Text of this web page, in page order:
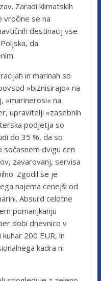
Zaradi klimatskih
vročine se na
destinacij vse
da
in marinah so
»biznisirajo« na
»marinerosi« na
upravitelji »zasebnih
podjetja so
do 35 %, da so
dvigu cen
zavarovanj, servisa
Zgodil se je
najema cenejši od
Absurd celotne
pomanjkanju
dobi dnevnico v
200 EUR, in
kadra ni